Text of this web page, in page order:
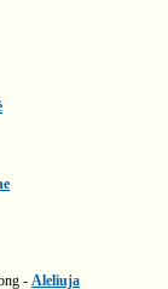
- Aleliuja